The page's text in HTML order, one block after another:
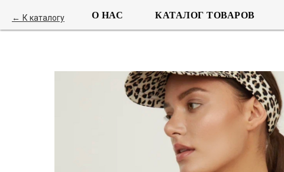
К каталогу О НАС КАТАЛОГ ТОВАРОВ